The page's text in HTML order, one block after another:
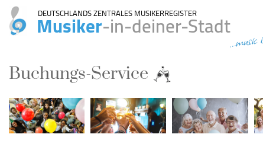
DEUTSCHLANDS ZENTRALES MUSIKERREGISTER
Musiker-in-deiner-Stadt
Buchungs-Service